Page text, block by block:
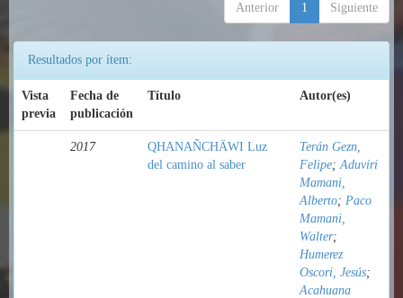
Anterior 1 Siguiente
Resultados por ítem:
Vista
previa
Fecha de
publicación
Título Autor(es)
2017
QHANAÑCHÄWI Luz
del camino al saber
Terán Gezn,
Felipe;Aduviri
Mamani,
Alberto; Paco
Mamani,
Walter;
Humerez
Oscori, Jesús;
Acahuana